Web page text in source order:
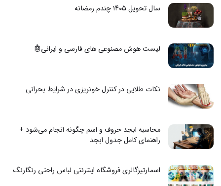
سال تحویل ۱۴۰۵ چندم رمضانه
لیست هوش مصنوعی های فارسی و ایرانی🤖
نکات طلایی در کنترل خونریزی در شرایط بحرانی
محاسبه ابجد حروف و اسم چگونه انجام می‌شود +
راهنمای کامل جدول ابجد
اسمارتیزگالری فروشگاه اینترنتی لباس راحتی رنگارنگ